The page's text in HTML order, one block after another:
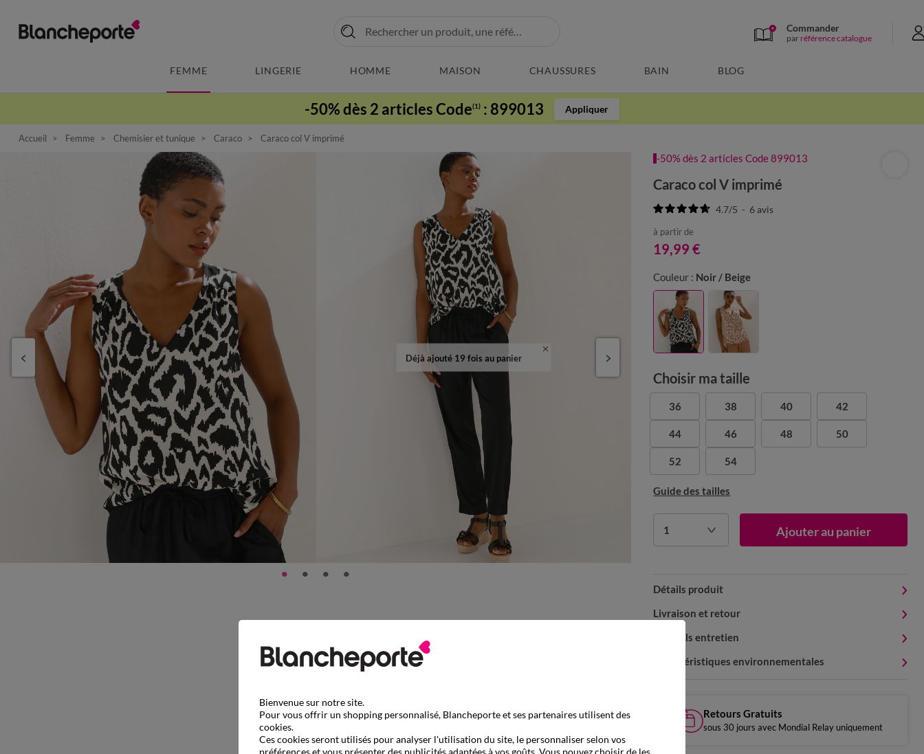
Commander
par référence catalogue
FEMME LINGERIE HOMME MAISON CHAUSSURES BAIN BLOG
-50% dès 2 articles Code(1) : 899013 Appliquer
Accueil Femme Chemisier et tunique Caraco Caraco col V imprimé
Déjà ajouté 19 fois au panier
-50% dès 2 articles Code 899013
Caraco col V imprimé
4.7/5 - 6avis
à partir de
19,99 €
Couleur : Noir / Beige
Choisir ma taille
36 38 40 42
44 46 48 50
52 54
Guide des tailles
1 Ajouter au panier
Détails produit
Livraison et retour
Conseils entretien
Caractéristiques environnementales
Retours Gratuits
sous 30 jours avec Mondial Relay uniquement
Bienvenue sur notre site.
Pour vous offrir un shopping personnalisé, Blancheporte et ses partenaires utilisent des
cookies.
Ces cookies seront utilisés pour analyser l'utilisation du site, le personnaliser selon vos
préférences et vous présenter des publicités adaptées à vos goûts. Vous pouvez choisir de les